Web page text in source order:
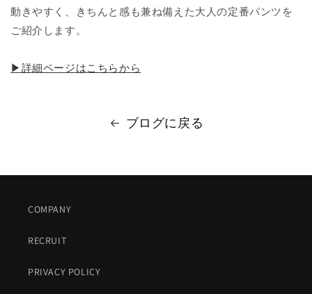
動きやすく、きちんと感も兼ね備えた大人の定番パンツを
ご紹介します。
▶詳細ページはこちらから
ブログに戻る
COMPANY
RECRUIT
PRIVACY POLICY